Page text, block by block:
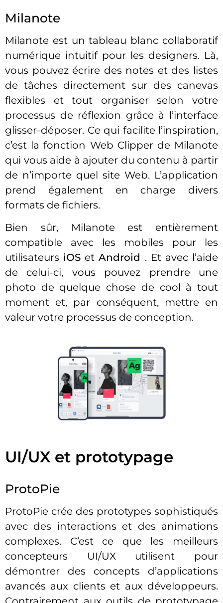
Milanote
Milanote est un tableau blanc collaboratif
numérique intuitif pour les designers. Là,
vous pouvez écrire des notes et des listes
de tâches directement sur des canevas
flexibles et tout organiser selon votre
processus de réflexion grâce à l’interface
glisser-déposer. Ce qui facilite l’inspiration,
c’est la fonction Web Clipper de Milanote
qui vous aide à ajouter du contenu à partir
de n’importe quel site Web. L’application
prend également en charge divers
formats de fichiers.
Bien sûr, Milanote est entièrement
compatible avec les mobiles pour les
utilisateurs iOS etAndroid . Et avec l’aide
de celui-ci, vous pouvez prendre une
photo de quelque chose de cool à tout
moment et, par conséquent, mettre en
valeur votre processus de conception.
UI/UX et prototypage
ProtoPie
ProtoPie crée des prototypes sophistiqués
avec des interactions et des animations
complexes. C’est ce que les meilleurs
concepteurs UI/UX utilisent pour
démontrer des concepts d’applications
avancés aux clients et aux développeurs.